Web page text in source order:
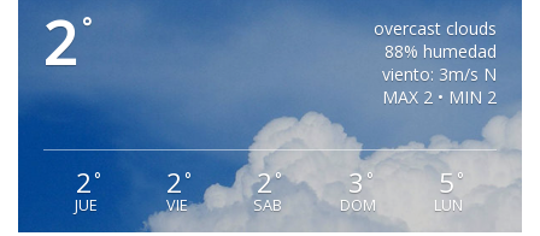
2 °
overcast clouds
88% humedad
viento: 3m/s N
MAX 2 • MIN 2
2°
JUE
2°
VIE
2°
SAB
3 °
DOM
5 °
LUN